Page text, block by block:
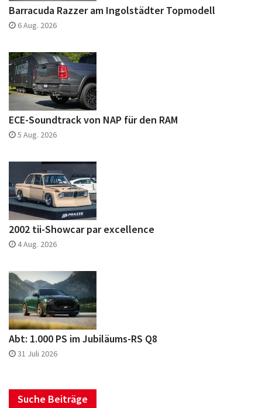
Barracuda Razzer am Ingolstädter Topmodell
6 Aug. 2026
ECE-Soundtrack von NAP für den RAM
5 Aug. 2026
2002 tii-Showcar par excellence
4 Aug. 2026
Abt: 1.000 PS im Jubiläums-RS Q8
31 Juli 2026
Suche Beiträge